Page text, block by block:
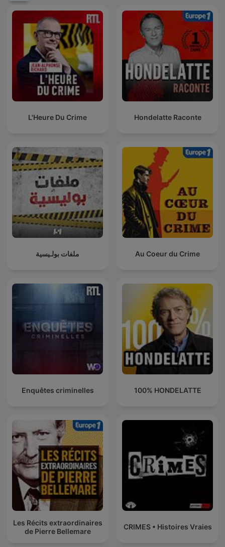
L'Heure Du Crime Hondelatte Raconte
ملفات بولـيسية Au Coeur du Crime
Enquêtes criminelles 100% HONDELATTE
Les Récits extraordinaires
de Pierre Bellemare
CRIMES • Histoires Vraies